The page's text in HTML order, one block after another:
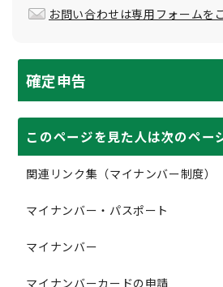
お問い合わせは専用フォームを
確定申告
このページを見た人は次のペー
関連リンク集（マイナンバー制度）
マイナンバー・パスポート
マイナンバー
マイナンバーカードの申請